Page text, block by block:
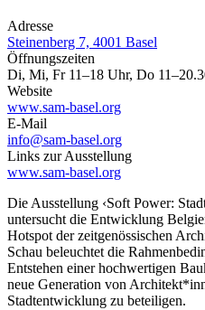
Adresse
Steinenberg 7, 4001 Basel
Öffnungszeiten
Di, Mi, Fr 11–18 Uhr, Do
Website
www.sam-basel.org
E-Mail
info@sam-basel.org
Links zur Ausstellung
www.sam-basel.org
Die Ausstellung ‹Soft Power:
untersucht die Entwicklung
Hotspot der zeitgenössischen
Schau beleuchtet die
Entstehen einer hochwertigen
neue Generation von
Stadtentwicklung zu beteiligen.